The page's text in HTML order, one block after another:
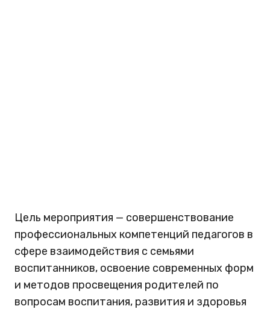
Цель мероприятия — совершенствование
профессиональных компетенций педагогов в
сфере взаимодействия с семьями
воспитанников, освоение современных форм
и методов просвещения родителей по
вопросам воспитания, развития и здоровья